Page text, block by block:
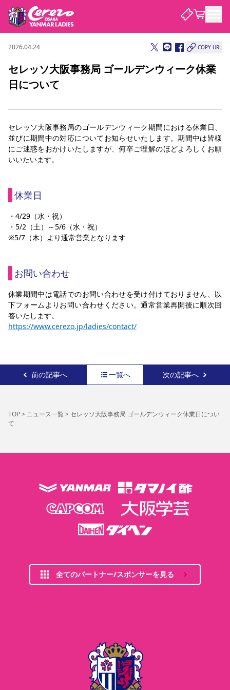
試合・チーム
試合について
チームについて
選手・スタッフ スケジュール アクセス セレッソ大阪 アカデミー
観戦する
チケット情報 価格・席種 シーズンシート
観戦ガイド
スタジアム
YANMAR HANASAKA STADIUM
セレッソ大阪ヤンマーレデ
ィースについて
サポートする
パートナー・スポンサー一覧
スポーツクラブ
ニュース
ニュース
セレッソ大阪
アカデミー
2026.04.24 COPY URL
セレッソ大阪事務局 ゴールデンウィーク休業
日について
セレッソ大阪事務局のゴールデンウィーク期間における休業日、
並びに期間中の対応についてお知らせいたします。期間中は皆様
にご迷惑をおかけいたしますが、何卒ご理解のほどよろしくお願
いいたいます。
休業日
・4/29（水・祝）
・5/2（土）～5/6（水・祝）
※5/7（木）より通常営業となります
お問い合わせ
休業期間中は電話でのお問い合わせを受け付けておりません、以
下フォームよりお問い合わせください。通常営業再開後に順次回
答いたします。
https://www.cerezo.jp/ladies/contact/
前の記事へ 一覧へ 次の記事へ
TOP> ニュース一覧> セレッソ大阪事務局 ゴールデンウィーク休業日につい
て
全てのパートナー/スポンサーを見る